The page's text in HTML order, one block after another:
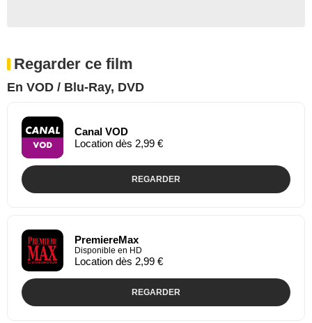
Regarder ce film
En VOD / Blu-Ray, DVD
Canal VOD
Location dès 2,99 €
REGARDER
PremiereMax
Disponible en HD
Location dès 2,99 €
REGARDER